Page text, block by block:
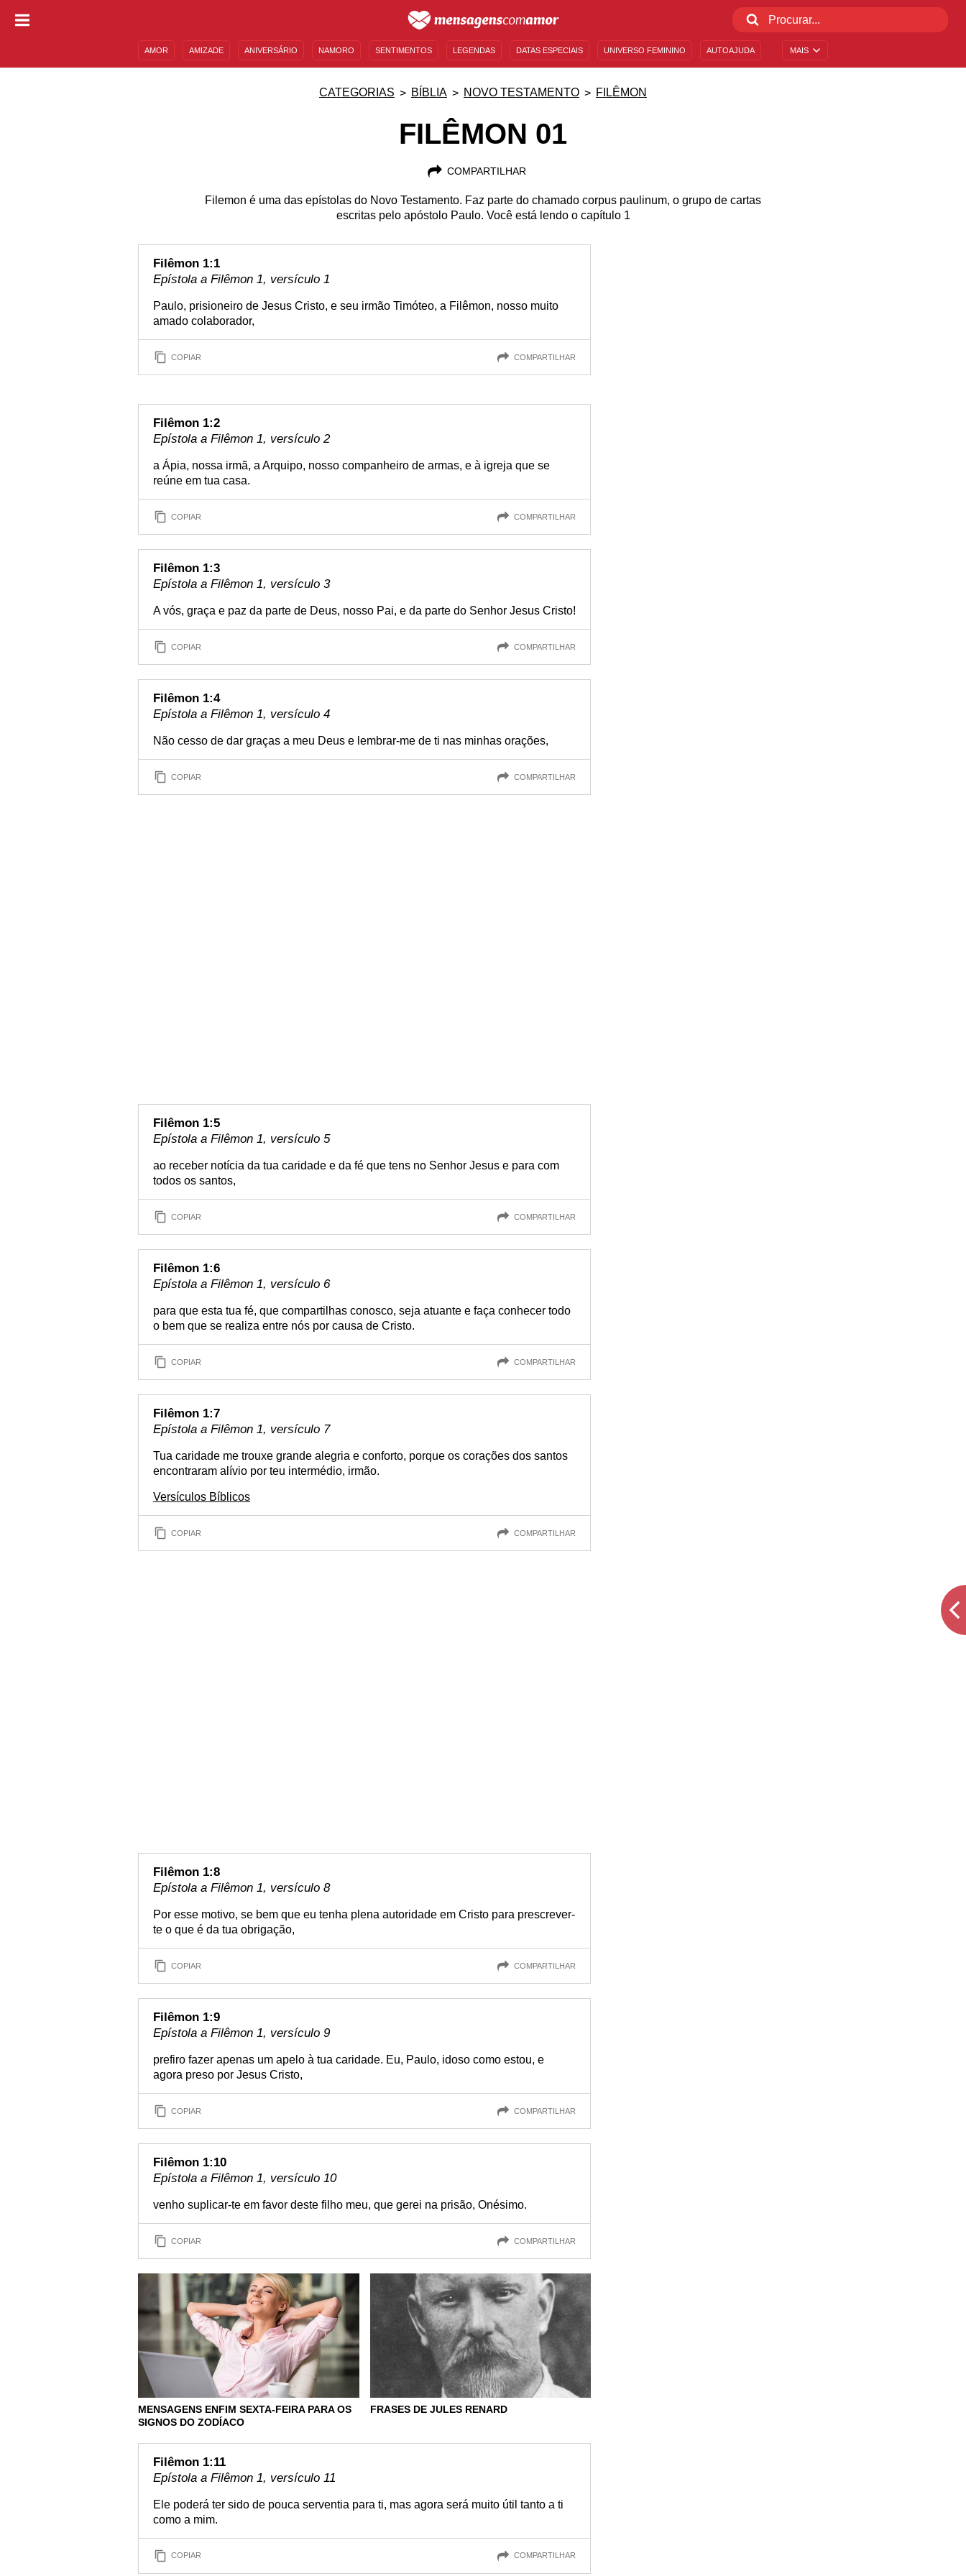
MAIS
AMOR AMIZADE ANIVERSÁRIO NAMORO SENTIMENTOS LEGENDAS DATAS ESPECIAIS UNIVERSO FEMININO AUTOAJUDA
CATEGORIAS BÍBLIA NOVO TESTAMENTO FILÊMON
FILÊMON 01
COMPARTILHAR
Filemon é uma das epístolas do Novo Testamento. Faz parte do chamado corpus paulinum, o grupo de cartas
escritas pelo apóstolo Paulo. Você está lendo o capítulo 1
Filêmon 1:1
Epístola a Filêmon 1, versículo 1
Paulo, prisioneiro de Jesus Cristo, e seu irmão Timóteo, a Filêmon, nosso muito
amado colaborador,
COPIAR COMPARTILHAR
Filêmon 1:2
Epístola a Filêmon 1, versículo 2
a Ápia, nossa irmã, a Arquipo, nosso companheiro de armas, e à igreja que se
reúne em tua casa.
COPIAR COMPARTILHAR
Filêmon 1:3
Epístola a Filêmon 1, versículo 3
A vós, graça e paz da parte de Deus, nosso Pai, e da parte do Senhor Jesus Cristo!
COPIAR COMPARTILHAR
Filêmon 1:4
Epístola a Filêmon 1, versículo 4
Não cesso de dar graças a meu Deus e lembrar-me de ti nas minhas orações,
COPIAR COMPARTILHAR
Filêmon 1:5
Epístola a Filêmon 1, versículo 5
ao receber notícia da tua caridade e da fé que tens no Senhor Jesus e para com
todos os santos,
COPIAR COMPARTILHAR
Filêmon 1:6
Epístola a Filêmon 1, versículo 6
para que esta tua fé, que compartilhas conosco, seja atuante e faça conhecer todo
o bem que se realiza entre nós por causa de Cristo.
COPIAR COMPARTILHAR
Filêmon 1:7
Epístola a Filêmon 1, versículo 7
Tua caridade me trouxe grande alegria e conforto, porque os corações dos santos
encontraram alívio por teu intermédio, irmão.
Versículos Bíblicos
COPIAR COMPARTILHAR
Filêmon 1:8
Epístola a Filêmon 1, versículo 8
Por esse motivo, se bem que eu tenha plena autoridade em Cristo para prescrever-
te o que é da tua obrigação,
COPIAR COMPARTILHAR
Filêmon 1:9
Epístola a Filêmon 1, versículo 9
prefiro fazer apenas um apelo à tua caridade. Eu, Paulo, idoso como estou, e
agora preso por Jesus Cristo,
COPIAR COMPARTILHAR
Filêmon 1:10
Epístola a Filêmon 1, versículo 10
venho suplicar-te em favor deste filho meu, que gerei na prisão, Onésimo.
COPIAR COMPARTILHAR
MENSAGENS ENFIM SEXTA-FEIRA PARA OS
SIGNOS DO ZODÍACO
FRASES DE JULES RENARD
Filêmon 1:11
Epístola a Filêmon 1, versículo 11
Ele poderá ter sido de pouca serventia para ti, mas agora será muito útil tanto a ti
como a mim.
COPIAR COMPARTILHAR